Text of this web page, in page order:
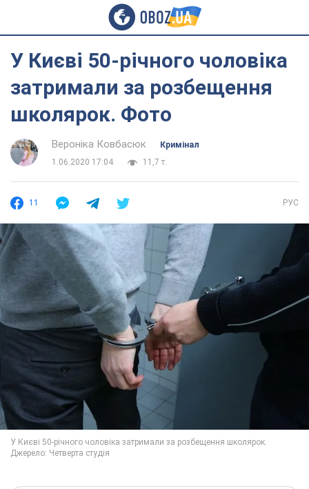
У Києві 50-річного чоловіка
затримали за розбещення
школярок. Фото
Вероніка Ковбасюк
Кримінал
1.06.2020 17:04
11,7 т.
11 РУС